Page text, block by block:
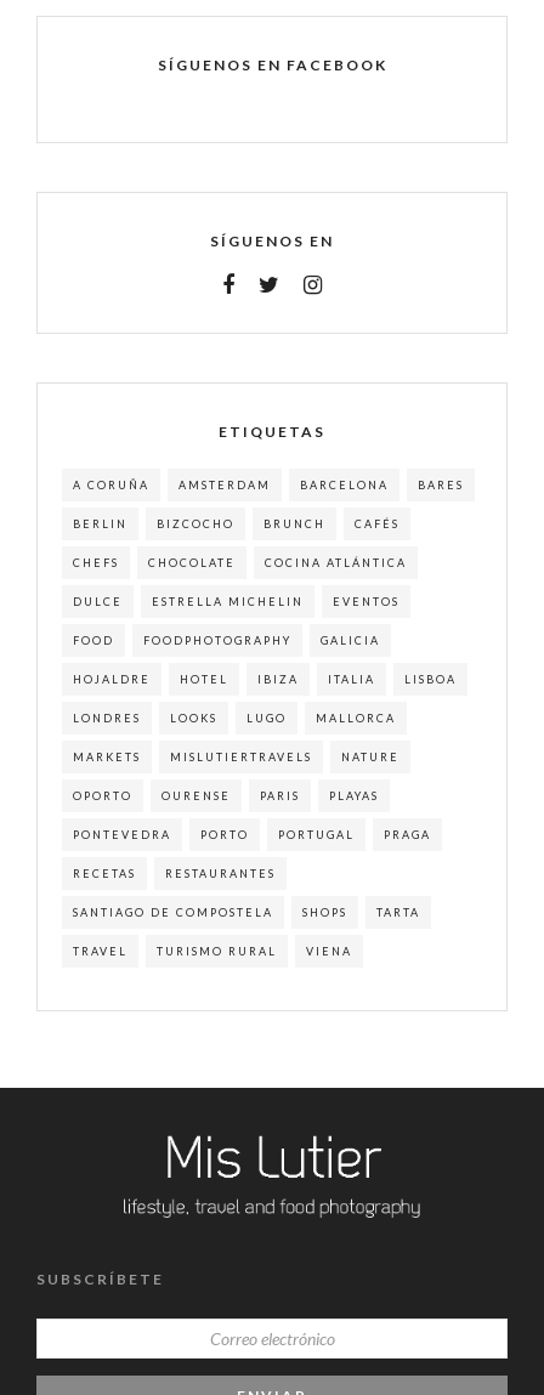
SÍGUENOS EN FACEBOOK
SÍGUENOS EN
ETIQUETAS
A CORUÑA AMSTERDAM BARCELONA BARES
BERLIN BIZCOCHO BRUNCH CAFÉS
CHEFS CHOCOLATE COCINA ATLÁNTICA
DULCE ESTRELLA MICHELIN EVENTOS
FOOD FOODPHOTOGRAPHY GALICIA
HOJALDRE HOTEL IBIZA ITALIA LISBOA
LONDRES LOOKS LUGO MALLORCA
MARKETS MISLUTIERTRAVELS NATURE
OPORTO OURENSE PARIS PLAYAS
PONTEVEDRA PORTO PORTUGAL PRAGA
RECETAS RESTAURANTES
SANTIAGO DE COMPOSTELA SHOPS TARTA
TRAVEL TURISMO RURAL VIENA
SUBSCRÍBETE